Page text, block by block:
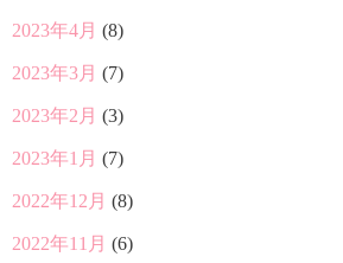
2023年4月 (8)
2023年3月 (7)
2023年2月 (3)
2023年1月 (7)
2022年12月 (8)
2022年11月 (6)